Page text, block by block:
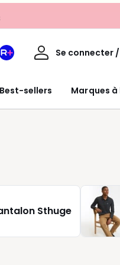
Best-sellers Marques à
Mon
Redoute
Se connecter
Mon
Sthuge